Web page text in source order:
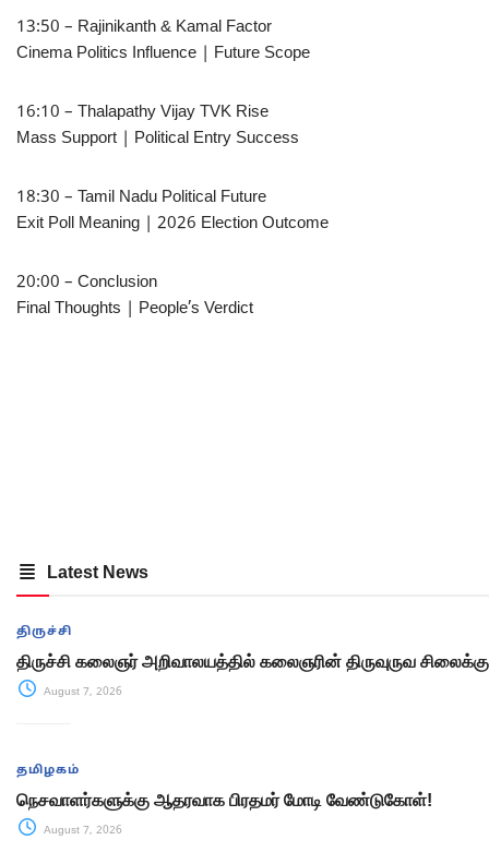
13:50 – Rajinikanth & Kamal Factor
Cinema Politics Influence | Future Scope
16:10 – Thalapathy Vijay TVK Rise
Mass Support | Political Entry Success
18:30 – Tamil Nadu Political Future
Exit Poll Meaning | 2026 Election Outcome
20:00 – Conclusion
Final Thoughts | People’s Verdict
Latest News
திருச்சி
திருச்சி கலைஞர் அறிவாலயத்தில் கலைஞரின் திருவுருவ
August 7, 2026
தமிழகம்
நெசவாளர்களுக்கு ஆதரவாக பிரதமர் மோடி வேண்டுகோள்!
August 7, 2026